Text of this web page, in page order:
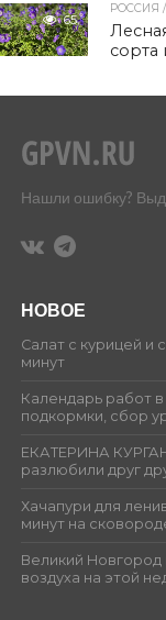
65
РОССИЯ
сорта
Нашли ошибку?
НОВОЕ
Салат с курицей и
минут
Календарь работ
подкормки, сбор
ЕКАТЕРИНА
разлюбили друг
Хачапури для
минут на
Великий Новгород
воздуха на этой